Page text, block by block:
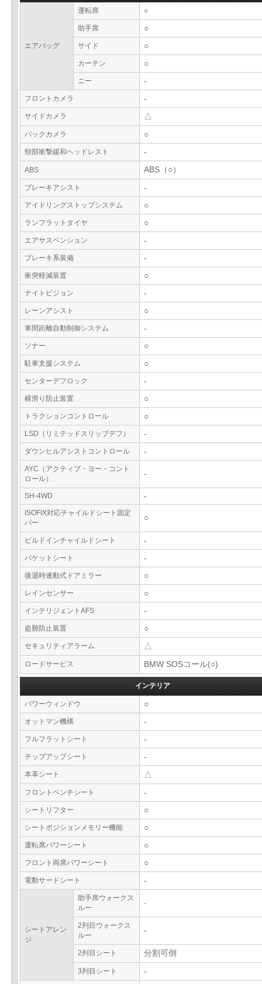
エアバッグ
運転席 ○
助手席 ○
サイド ○
カーテン ○
ニー -
フロントカメラ -
サイドカメラ △
バックカメラ ○
頸部衝撃緩和ヘッドレスト -
ABS ABS（○）
ブレーキアシスト -
アイドリングストップシステム ○
ランフラットタイヤ ○
エアサスペンション -
ブレーキ系装備 -
衝突軽減装置 ○
ナイトビジョン -
レーンアシスト ○
車間距離自動制御システム -
ソナー ○
駐車支援システム ○
センターデフロック -
横滑り防止装置 ○
トラクションコントロール ○
LSD（リミテッドスリップデフ） -
ダウンヒルアシストコントロール -
AYC（アクティブ・ヨー・コント
ロール）
-
SH-4WD -
ISOFIX対応チャイルドシート固定
バー
○
ビルドインチャイルドシート -
バケットシート -
後退時連動式ドアミラー ○
レインセンサー ○
インテリジェントAFS -
盗難防止装置 ○
セキュリティアラーム △
ロードサービス BMW SOSコール(○)
インテリア
パワーウィンドウ ○
オットマン機構 -
フルフラットシート -
チップアップシート -
本革シート △
フロントベンチシート -
シートリフター ○
シートポジションメモリー機能 ○
運転席パワーシート ○
フロント両席パワーシート ○
電動サードシート -
シートアレン
ジ
助手席ウォークス
ルー
-
2列目ウォークス
ルー
-
2列目シート 分割可倒
3列目シート -